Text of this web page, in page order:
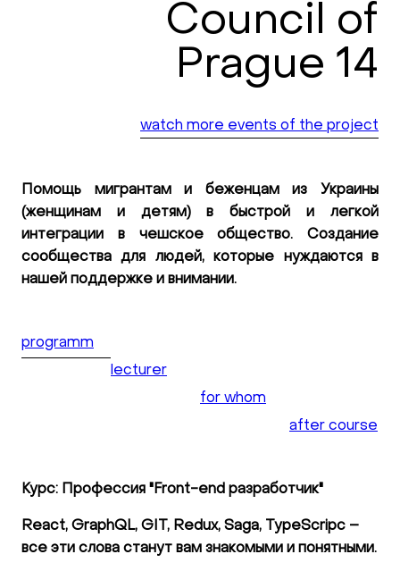
Council of
Prague 14
watch more events of the project
Помощь мигрантам и беженцам из Украины
(женщинам и детям) в быстрой и легкой
интеграции в чешское общество. Создание
сообщества для людей, которые нуждаются в
нашей поддержке и внимании.
programm
lecturer
for whom
after course
Курс: Профессия "Front-end разработчик"
React, GraphQL, GIT, Redux, Saga, TypeScripc –
все эти слова станут вам знакомыми и понятными.